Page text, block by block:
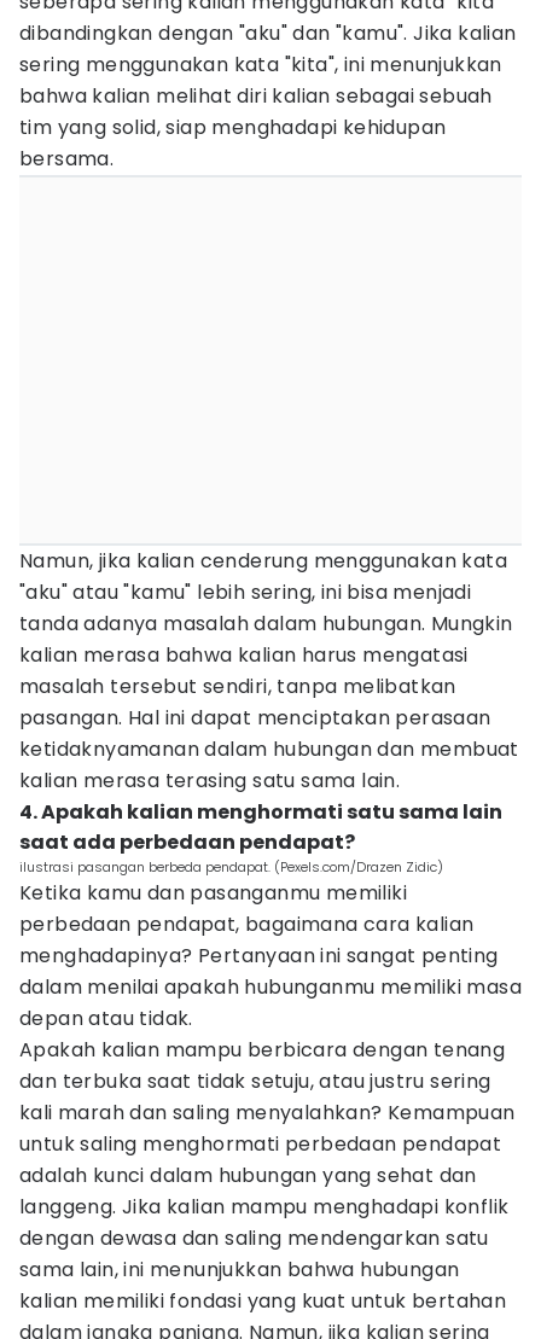
dibandingkan dengan "aku" dan "kamu". Jika kalian
sering menggunakan kata "kita", ini menunjukkan
bahwa kalian melihat diri kalian sebagai sebuah
tim yang solid, siap menghadapi kehidupan
bersama.
Namun, jika kalian cenderung menggunakan kata
"aku" atau "kamu" lebih sering, ini bisa menjadi
tanda adanya masalah dalam hubungan. Mungkin
kalian merasa bahwa kalian harus mengatasi
masalah tersebut sendiri, tanpa melibatkan
pasangan. Hal ini dapat menciptakan perasaan
ketidaknyamanan dalam hubungan dan membuat
kalian merasa terasing satu sama lain.
4. Apakah kalian menghormati satu sama lain
saat ada perbedaan pendapat?
ilustrasi pasangan berbeda pendapat. (Pexels.com/Drazen Zidic)
Ketika kamu dan pasanganmu memiliki
perbedaan pendapat, bagaimana cara kalian
menghadapinya? Pertanyaan ini sangat penting
dalam menilai apakah hubunganmu memiliki masa
depan atau tidak.
Apakah kalian mampu berbicara dengan tenang
dan terbuka saat tidak setuju, atau justru sering
kali marah dan saling menyalahkan? Kemampuan
untuk saling menghormati perbedaan pendapat
adalah kunci dalam hubungan yang sehat dan
langgeng. Jika kalian mampu menghadapi konflik
dengan dewasa dan saling mendengarkan satu
sama lain, ini menunjukkan bahwa hubungan
kalian memiliki fondasi yang kuat untuk bertahan
dalam jangka panjang. Namun, jika kalian sering